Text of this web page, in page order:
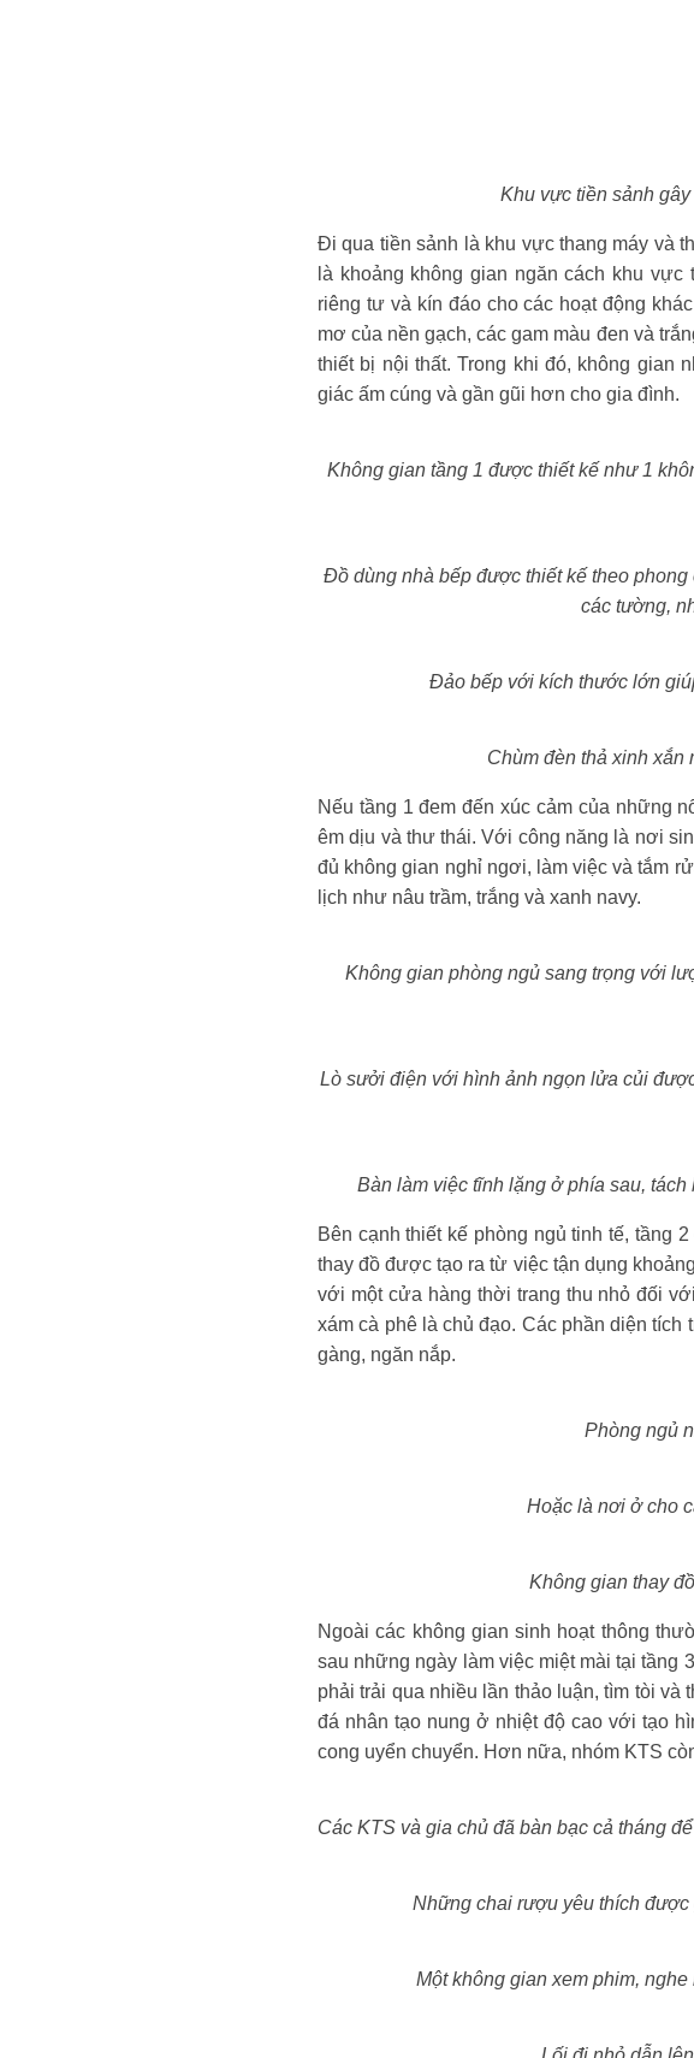
Khu vực tiền sảnh
Đi qua tiền sảnh là khu vực thang máy và
là khoảng không gian ngăn cách khu
riêng tư và kín đáo cho các hoạt động
mơ của nền gạch, các gam màu đen và
thiết bị nội thất. Trong khi đó, không gian
giác ấm cúng và gần gũi hơn cho gia đình.
Không gian tầng 1 được thiết kế như 1
Đồ dùng nhà bếp được thiết kế theo
các tường,
Đảo bếp với kích thước lớn
Chùm đèn thả xinh xắn
Nếu tầng 1 đem đến xúc cảm của những
êm dịu và thư thái. Với công năng là nơi
đủ không gian nghỉ ngơi, làm việc và tắm
lịch như nâu trầm, trắng và xanh navy.
Không gian phòng ngủ sang trọng với
Lò sưởi điện với hình ảnh ngọn lửa củi
Bàn làm việc tĩnh lặng ở phía sau,
Bên cạnh thiết kế phòng ngủ tinh tế, tầng
thay đồ được tạo ra từ việc tận dụng
với một cửa hàng thời trang thu nhỏ đối
xám cà phê là chủ đạo. Các phần diện
gàng, ngăn nắp.
Phòng ngủ
Hoặc là nơi ở cho
Không gian thay
Ngoài các không gian sinh hoạt thông
sau những ngày làm việc miệt mài tại
phải trải qua nhiều lần thảo luận, tìm tòi
đá nhân tạo nung ở nhiệt độ cao với tạo
cong uyển chuyển. Hơn nữa, nhóm KTS
Các KTS và gia chủ đã bàn bạc cả tháng
Những chai rượu yêu thích
Một không gian xem phim,